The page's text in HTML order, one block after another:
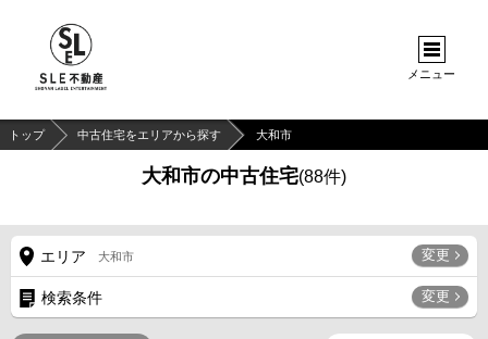
メニュー
トップ 中古住宅をエリアから探す 大和市
大和市の中古住宅(88件)
エリア 大和市 変更
検索条件 変更